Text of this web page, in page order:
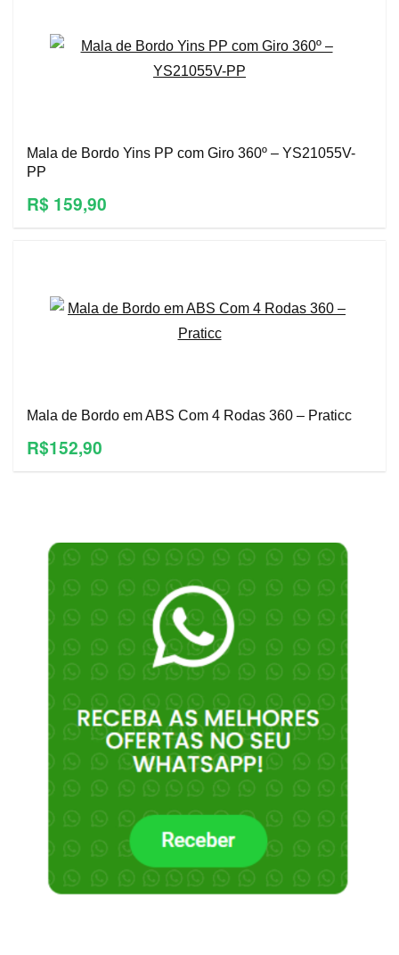
Mala de Bordo Yins PP com Giro 360º – YS21055V-
PP
R$ 159,90
Mala de Bordo em ABS Com 4 Rodas 360 – Praticc
R$152,90